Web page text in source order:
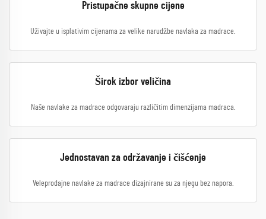
Pristupačne skupne cijene
Uživajte u isplativim cijenama za velike narudžbe navlaka za madrace.
Širok izbor veličina
Naše navlake za madrace odgovaraju različitim dimenzijama madraca.
Jednostavan za održavanje i čišćenje
Veleprodajne navlake za madrace dizajnirane su za njegu bez napora.